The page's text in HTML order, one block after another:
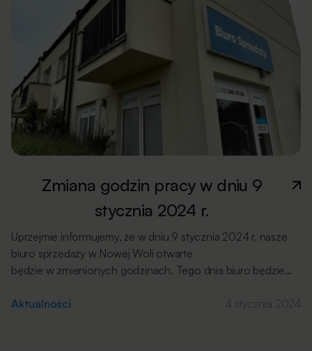
Mrozy, śnieg i wilgoć niszczą nie tylko polskie drogi, ale także
meble i akcesoria pozostawione na zewnątrz na zimę.
Przygotowując […]
Zmiana godzin pracy w dniu 9
stycznia 2024 r.
Uprzejmie informujemy, że w dniu 9 stycznia 2024 r. nasze
biuro sprzedaży w Nowej Woli otwarte
będzie w zmienionych godzinach. Tego dnia biuro będzie
serdecznie przepraszamy.
Aktualności 4 stycznia 2024